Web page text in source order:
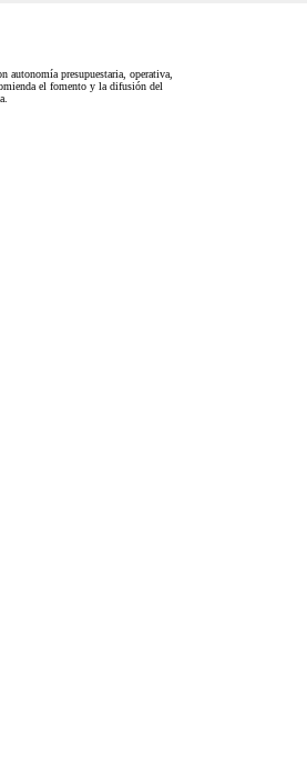
autonomía presupuestaria, operativa,
el fomento y la difusión del